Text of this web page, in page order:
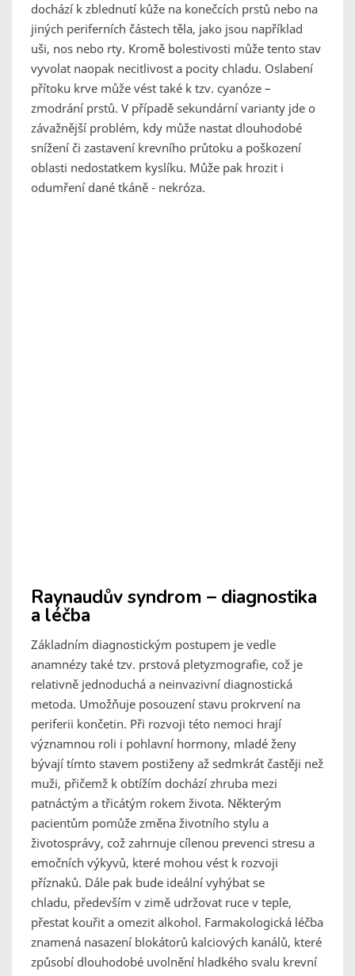
dochází k zblednutí kůže na konečcích prstů nebo na
jiných periferních částech těla, jako jsou například
uši, nos nebo rty. Kromě bolestivosti může tento stav
vyvolat naopak necitlivost a pocity chladu. Oslabení
přítoku krve může vést také k tzv. cyanóze –
zmodrání prstů. V případě sekundární varianty jde o
závažnější problém, kdy může nastat dlouhodobé
snížení či zastavení krevního průtoku a poškození
oblasti nedostatkem kyslíku. Může pak hrozit i
odumření dané tkáně - nekróza.
Raynaudův syndrom – diagnostika
a léčba
Základním diagnostickým postupem je vedle
anamnézy také tzv. prstová pletyzmografie, což je
relativně jednoduchá a neinvazivní diagnostická
metoda. Umožňuje posouzení stavu prokrvení na
periferii končetin. Při rozvoji této nemoci hrají
významnou roli i pohlavní hormony, mladé ženy
bývají tímto stavem postiženy až sedmkrát častěji než
muži, přičemž k obtížím dochází zhruba mezi
patnáctým a třicátým rokem života. Některým
pacientům pomůže změna životního stylu a
životosprávy, což zahrnuje cílenou prevenci stresu a
emočních výkyvů, které mohou vést k rozvoji
příznaků. Dále pak bude ideální vyhýbat se
chladu, především v zimě udržovat ruce v teple,
přestat kouřit a omezit alkohol. Farmakologická léčba
znamená nasazení blokátorů kalciových kanálů, které
způsobí dlouhodobé uvolnění hladkého svalu krevní